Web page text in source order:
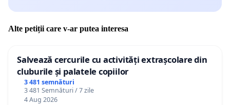
Alte petiții care v-ar putea interesa
Salvează cercurile cu activități extrașcolare din
cluburile și palatele copiilor
3 481 semnături
3 481 Semnături / 7 zile
4 Aug 2026